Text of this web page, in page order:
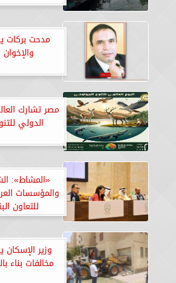
مدحت بركات
مصر تشارك
الدولي
«المشاط»:
والمؤسسات
للتعاون
وزير الإسكان
مخالفات بناء